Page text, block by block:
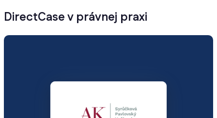
DirectCase v právnej praxi